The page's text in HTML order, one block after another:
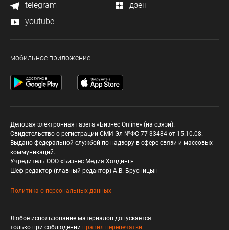
telegram
дзен
youtube
мобильное приложение
Деловая электронная газета «Бизнес Online» (на связи).
Свидетельство о регистрации СМИ Эл №ФС 77-33484 от 15.10.08.
Выдано федеральной службой по надзору в сфере связи и массовых
коммуникаций.
Учредитель ООО «Бизнес Медия Холдинг»
Шеф-редактор (главный редактор) А.В. Брусницын
Политика о персональных данных
Любое использование материалов допускается
только при соблюдении правил перепечатки